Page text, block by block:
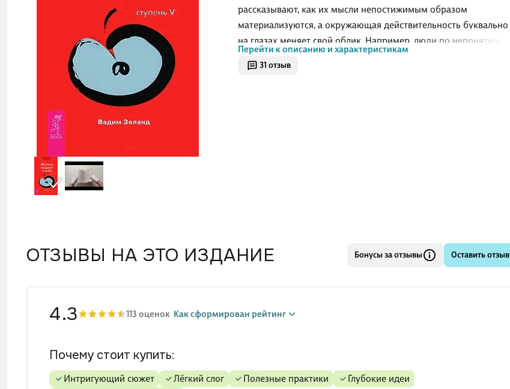
31 отзыв
рассказывают, как их мысли непостижимым образом
материализуются, а окружающая действительность буквально
на глазах меняет свой облик. Например, люди по непонятным
причинам начинают относиться к вам с большей симпатией.
Двери, которые раньше казались безнадежно закрытыми,
Перейти к описанию и характеристикам
ОТЗЫВЫ НА ЭТО ИЗДАНИЕ Бонусы за отзывы Оставить отзыв
4.3 113 оценок Как сформирован рейтинг
Почему стоит купить:
интригующий сюжет лёгкий слог полезные практики
глубокие идеи